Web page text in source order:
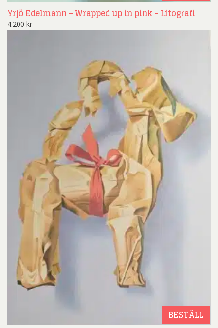
Yrjö Edelmann – Wrapped up in pink – Litografi
4.200 kr
BESTÄLL